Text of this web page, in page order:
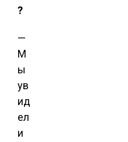
?
—
М
ы
ув
ид
ел
и